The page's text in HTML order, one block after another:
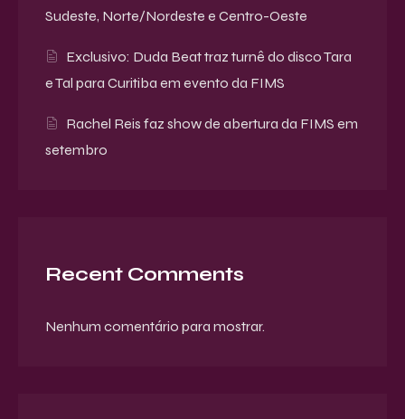
Sudeste, Norte/Nordeste e Centro-Oeste
Exclusivo: Duda Beat traz turnê do disco Tara
e Tal para Curitiba em evento da FIMS
Rachel Reis faz show de abertura da FIMS em
setembro
Recent Comments
Nenhum comentário para mostrar.